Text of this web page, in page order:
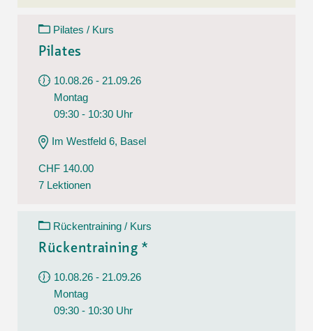
Pilates / Kurs
Pilates
10.08.26 - 21.09.26
Montag
09:30 - 10:30 Uhr
Im Westfeld 6, Basel
CHF 140.00
7 Lektionen
Rückentraining / Kurs
Rückentraining *
10.08.26 - 21.09.26
Montag
09:30 - 10:30 Uhr